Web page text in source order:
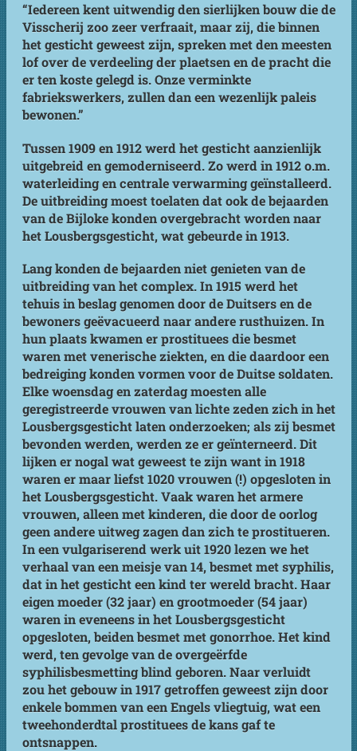
“Iedereen kent uitwendig den sierlijken bouw die de
Visscherij zoo zeer verfraait, maar zij, die binnen
het gesticht geweest zijn, spreken met den meesten
lof over de verdeeling der plaetsen en de pracht die
er ten koste gelegd is. Onze verminkte
fabriekswerkers, zullen dan een wezenlijk paleis
bewonen.”
Tussen 1909 en 1912 werd het gesticht aanzienlijk
uitgebreid en gemoderniseerd. Zo werd in 1912 o.m.
waterleiding en centrale verwarming geïnstalleerd.
De uitbreiding moest toelaten dat ook de bejaarden
van de Bijloke konden overgebracht worden naar
het Lousbergsgesticht, wat gebeurde in 1913.
Lang konden de bejaarden niet genieten van de
uitbreiding van het complex. In 1915 werd het
tehuis in beslag genomen door de Duitsers en de
bewoners geëvacueerd naar andere rusthuizen. In
hun plaats kwamen er prostituees die besmet
waren met venerische ziekten, en die daardoor een
bedreiging konden vormen voor de Duitse soldaten.
Elke woensdag en zaterdag moesten alle
geregistreerde vrouwen van lichte zeden zich in het
Lousbergsgesticht laten onderzoeken; als zij besmet
bevonden werden, werden ze er geïnterneerd. Dit
lijken er nogal wat geweest te zijn want in 1918
waren er maar liefst 1020 vrouwen (!) opgesloten in
het Lousbergsgesticht. Vaak waren het armere
vrouwen, alleen met kinderen, die door de oorlog
geen andere uitweg zagen dan zich te prostitueren.
In een vulgariserend werk uit 1920 lezen we het
verhaal van een meisje van 14, besmet met syphilis,
dat in het gesticht een kind ter wereld bracht. Haar
eigen moeder (32 jaar) en grootmoeder (54 jaar)
waren in eveneens in het Lousbergsgesticht
opgesloten, beiden besmet met gonorrhoe. Het kind
werd, ten gevolge van de overgeërfde
syphilisbesmetting blind geboren. Naar verluidt
zou het gebouw in 1917 getroffen geweest zijn door
enkele bommen van een Engels vliegtuig, wat een
tweehonderdtal prostituees de kans gaf te
ontsnappen.